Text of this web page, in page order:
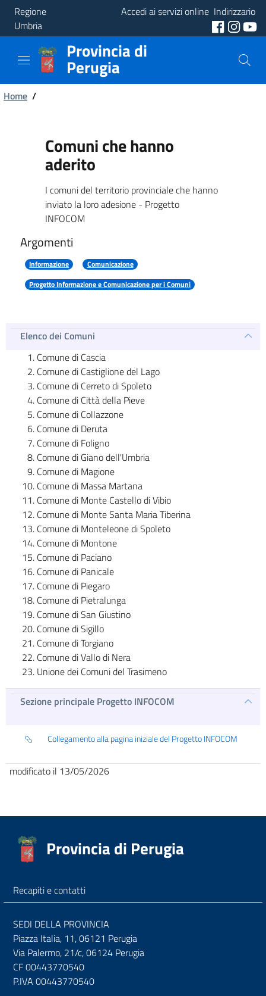
Regione
Umbria
Accedi ai servizi online Indirizzario
Provincia
Aree
Tematiche
Provincia di
Perugia
Briciole
Home /
Comuni che hanno
aderito
I comuni del territorio provinciale che hanno
inviato la loro adesione - Progetto
INFOCOM
Argomenti
Informazione
Comunicazione
Progetto Informazione e Comunicazione per i Comuni
Elenco dei Comuni
Comune di Cascia
Comune di Castiglione del Lago
Comune di Cerreto di Spoleto
Comune di Città della Pieve
Comune di Collazzone
Comune di Deruta
Comune di Foligno
Comune di Giano dell'Umbria
Comune di Magione
Comune di Massa Martana
Comune di Monte Castello di Vibio
Comune di Monte Santa Maria Tiberina
Comune di Monteleone di Spoleto
Comune di Montone
Comune di Paciano
Comune di Panicale
Comune di Piegaro
Comune di Pietralunga
Comune di San Giustino
Comune di Sigillo
Comune di Torgiano
Comune di Vallo di Nera
Unione dei Comuni del Trasimeno
Sezione principale Progetto INFOCOM
Collegamento alla pagina iniziale del Progetto INFOCOM
modificato il 13/05/2026
Provincia di Perugia
Recapiti e contatti
SEDI DELLA PROVINCIA
Piazza Italia, 11, 06121 Perugia
Via Palermo, 21/c, 06124 Perugia
CF 00443770540
P.IVA 00443770540